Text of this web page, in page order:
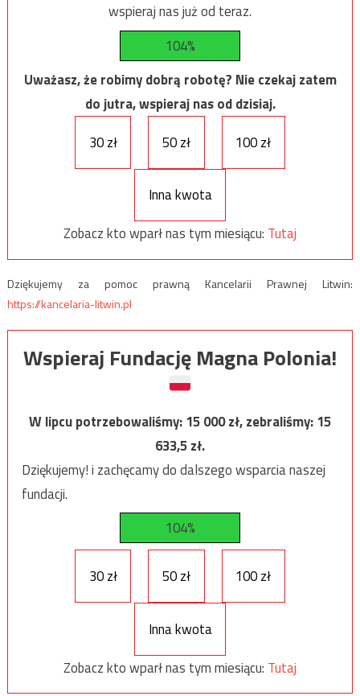
wspieraj nas już od teraz.
104%
Uważasz, że robimy dobrą robotę? Nie czekaj zatem
do jutra, wspieraj nas od dzisiaj.
30 zł
50 zł 100 zł
Inna kwota
Zobacz kto wparł nas tym miesiącu: Tutaj
Dziękujemy za pomoc prawną Kancelarii Prawnej Litwin:
https://kancelaria-litwin.pl
Wspieraj Fundację Magna Polonia!
W lipcu potrzebowaliśmy:15 000zł, zebraliśmy:15
633,5zł.
Dziękujemy! i zachęcamy do dalszego wsparcia naszej
fundacji.
104%
30 zł 50 zł 100 zł
Inna kwota
Zobacz kto wparł nas tym miesiącu: Tutaj